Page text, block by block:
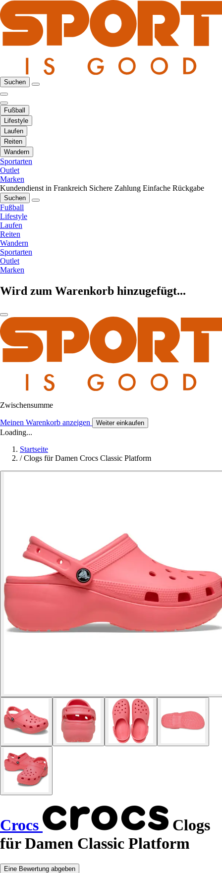
Suchen
Fußball
Lifestyle
Laufen
Reiten
Wandern
Sportarten
Outlet
Marken
Kundendienst in Frankreich Sichere Zahlung Einfache Rückgabe
Suchen
Fußball
Lifestyle
Laufen
Reiten
Wandern
Sportarten
Outlet
Marken
Wird zum Warenkorb hinzugefügt...
Zwischensumme
Meinen Warenkorb anzeigen Weiter einkaufen
Loading...
Startseite
/ Clogs für Damen Crocs Classic Platform
Crocs
Clogs
für Damen Classic Platform
Eine Bewertung abgeben